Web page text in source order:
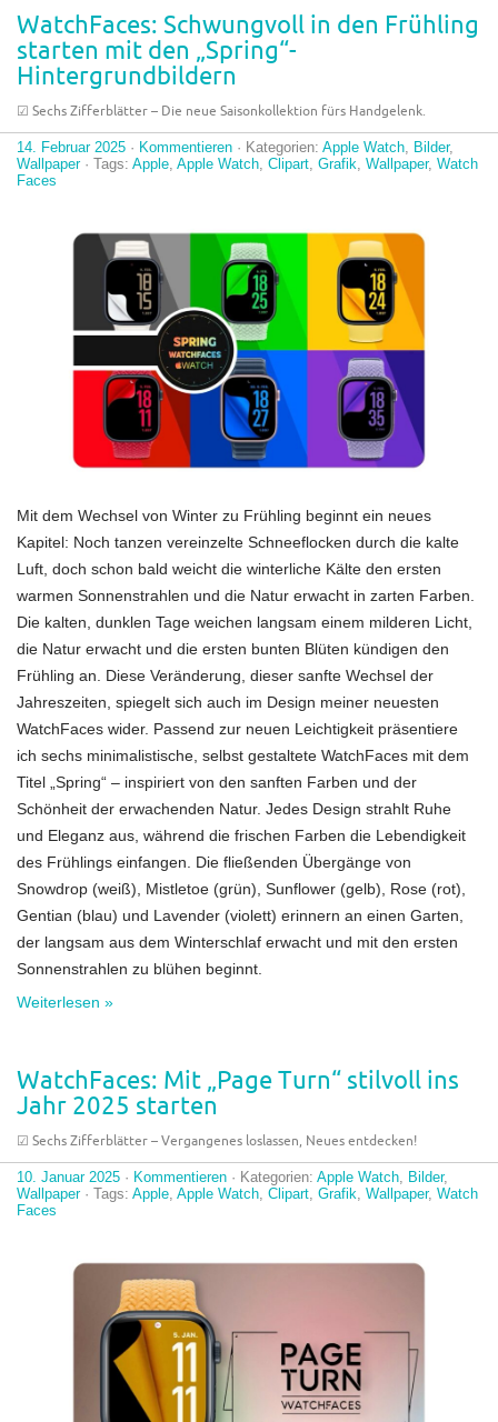
WatchFaces: Schwungvoll in den Frühling
starten mit den „Spring“-
Hintergrundbildern
☑︎ Sechs Zifferblätter – Die neue Saisonkollektion fürs Handgelenk.
14. Februar 2025 · Kommentieren · Kategorien: Apple Watch Bilder,
Wallpaper· Tags: Apple Apple Watch Clipart Grafik Wallpaper, Watch
Faces
Mit dem Wechsel von Winter zu Frühling beginnt ein neues
Kapitel: Noch tanzen vereinzelte Schneeflocken durch die kalte
Luft, doch schon bald weicht die winterliche Kälte den ersten
warmen Sonnenstrahlen und die Natur erwacht in zarten Farben.
Die kalten, dunklen Tage weichen langsam einem milderen Licht,
die Natur erwacht und die ersten bunten Blüten kündigen den
Frühling an. Diese Veränderung, dieser sanfte Wechsel der
Jahreszeiten, spiegelt sich auch im Design meiner neuesten
WatchFaces wider. Passend zur neuen Leichtigkeit präsentiere
ich sechs minimalistische, selbst gestaltete WatchFaces mit dem
Titel „Spring“ – inspiriert von den sanften Farben und der
Schönheit der erwachenden Natur. Jedes Design strahlt Ruhe
und Eleganz aus, während die frischen Farben die Lebendigkeit
des Frühlings einfangen. Die fließenden Übergänge von
Snowdrop (weiß), Mistletoe (grün), Sunflower (gelb), Rose (rot),
Gentian (blau) und Lavender (violett) erinnern an einen Garten,
der langsam aus dem Winterschlaf erwacht und mit den ersten
Sonnenstrahlen zu blühen beginnt.
Weiterlesen »
WatchFaces: Mit „Page Turn“ stilvoll ins
Jahr 2025 starten
☑︎ Sechs Zifferblätter – Vergangenes loslassen, Neues entdecken!
10. Januar 2025 · Kommentieren · Kategorien: Apple Watch Bilder,
Wallpaper· Tags: Apple Apple Watch Clipart Grafik Wallpaper, Watch
Faces